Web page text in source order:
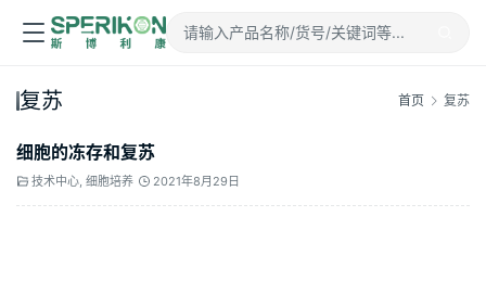
复苏 首页 复苏
细胞的冻存和复苏
技术中心, 细胞培养 2021年8月29日